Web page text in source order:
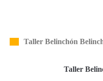
Taller Belinchón
Taller